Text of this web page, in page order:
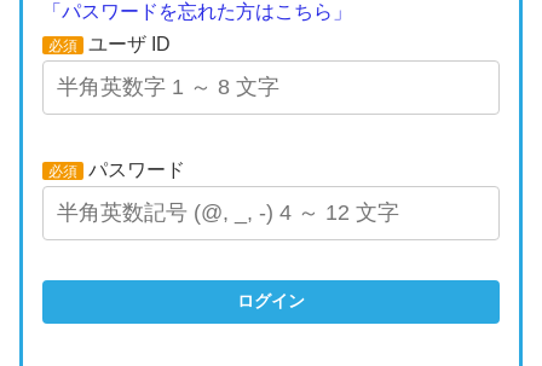
「パスワードを忘れた方はこちら」
必須 ユーザ ID
必須 パスワード
ログイン